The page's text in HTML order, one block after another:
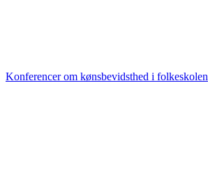
Konferencer om kønsbevidsthed i folkeskolen